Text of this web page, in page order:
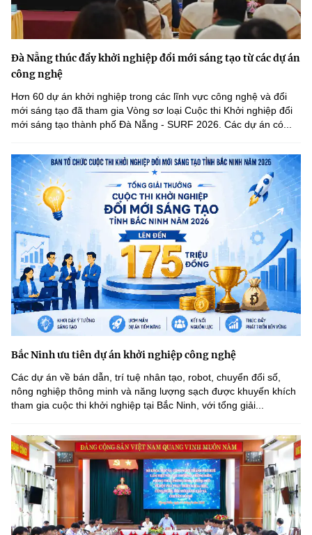
Đà Nẵng thúc đẩy khởi nghiệp đổi mới sáng tạo từ các dự án
công nghệ
Hơn 60 dự án khởi nghiệp trong các lĩnh vực công nghệ và đổi
mới sáng tạo đã tham gia Vòng sơ loại Cuộc thi Khởi nghiệp đổi
mới sáng tạo thành phố Đà Nẵng - SURF 2026. Các dự án có...
Bắc Ninh ưu tiên dự án khởi nghiệp công nghệ
Các dự án về bán dẫn, trí tuệ nhân tạo, robot, chuyển đổi số,
nông nghiệp thông minh và năng lượng sạch được khuyến khích
tham gia cuộc thi khởi nghiệp tại Bắc Ninh, với tổng giải...